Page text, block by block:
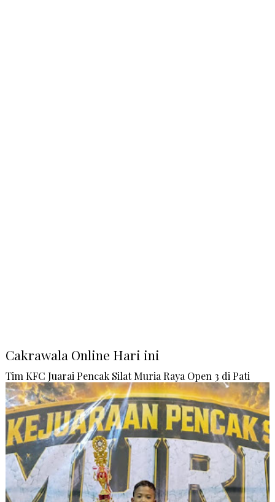
Cakrawala Online Hari ini
Tim KFC Juarai Pencak Silat Muria Raya Open 3 di Pati